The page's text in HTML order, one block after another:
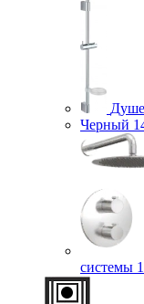
Черный
системы